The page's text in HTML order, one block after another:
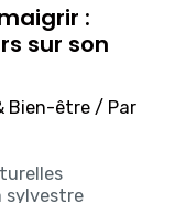
:
sur son
Bien-être/ Par
sylvestre